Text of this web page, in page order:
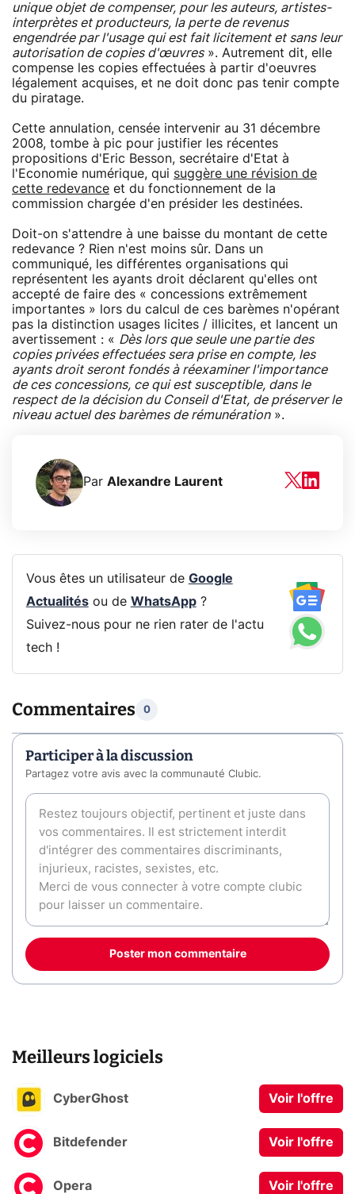
unique objet de compenser, pour les auteurs, artistes-
interprètes et producteurs, la perte de revenus
engendrée par l'usage qui est fait licitement et sans leur
autorisation de copies d'œuvres». Autrement dit, elle
compense les copies effectuées à partir d'oeuvres
légalement acquises, et ne doit donc pas tenir compte
du piratage.
Cette annulation, censée intervenir au 31 décembre
2008, tombe à pic pour justifier les récentes
propositions d'Eric Besson, secrétaire d'Etat à
l'Economie numérique, qui suggère une révision de
cette redevance et du fonctionnement de la
commission chargée d'en présider les destinées.
Doit-on s'attendre à une baisse du montant de cette
redevance ? Rien n'est moins sûr. Dans un
communiqué, les différentes organisations qui
représentent les ayants droit déclarent qu'elles ont
accepté de faire des « concessions extrêmement
importantes » lors du calcul de ces barèmes n'opérant
pas la distinction usages licites / illicites, et lancent un
avertissement : « Dès lors que seule une partie des
copies privées effectuées sera prise en compte, les
ayants droit seront fondés à réexaminer l'importance
de ces concessions, ce qui est susceptible, dans le
respect de la décision du Conseil d'Etat, de préserver le
niveau actuel des barèmes de rémunération».
Par Alexandre Laurent
Vous êtes un utilisateur de Google
Actualitésou de WhatsApp?
Suivez-nous pour ne rien rater de l'actu
tech !
Commentaires 0
Participer à la discussion
Partagez votre avis avec la communauté Clubic.
Poster mon commentaire
Meilleurs logiciels
CyberGhost Voir l'offre
Bitdefender Voir l'offre
Opera Voir l'offre